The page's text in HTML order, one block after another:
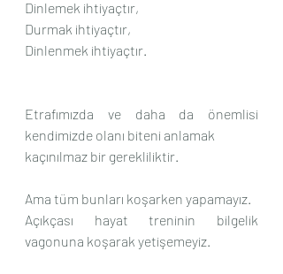
Dinlemek ihtiyaçtır,
Durmak ihtiyaçtır,
Dinlenmek ihtiyaçtır.
Etrafımızda ve daha da önemlisi
kendimizde olanı biteni anlamak
kaçınılmaz bir gerekliliktir.
Ama tüm bunları koşarken yapamayız.
Açıkçası hayat treninin bilgelik
vagonuna koşarak yetişemeyiz.